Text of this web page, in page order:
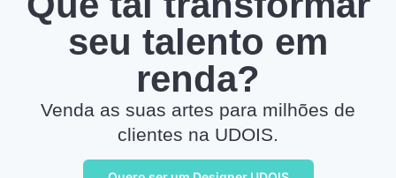
seu talento em
renda?
Venda as suas artes para milhões de
clientes na UDOIS.